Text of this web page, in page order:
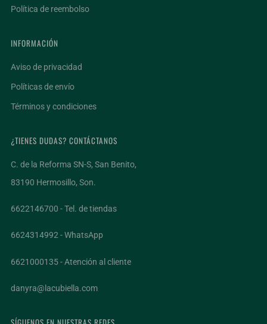
Política de reembolso
INFORMACIÓN
Aviso de privacidad
Políticas de envío
Términos y condiciones
¿TIENES DUDAS? CONTÁCTANOS
C. de la Reforma SN-S, San Benito,
83190 Hermosillo, Son.
6622146700 - Tel. de tiendas
6624314992 - WhatsApp
6621000135 - Atención al cliente
danyra@lacubiella.com